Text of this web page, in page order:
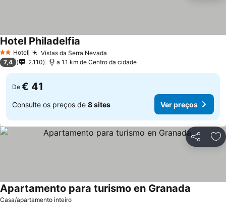
2 Estrelas
Hotel Vistas da Serra Nevada
Hotel Philadelfia
7,4 2.110 a 1.1 km de Centro da cidade
De € 41
Consulte os preços de 8 sites Ver preços
Partilhar
Casa/apartamento inteiro
Apartamento para turismo en Granada